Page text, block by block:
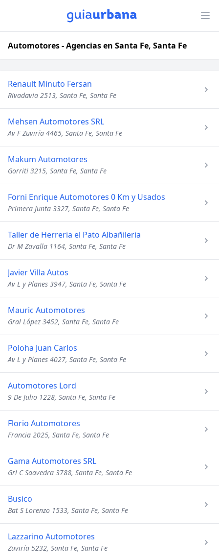
Automotores - Agencias en Santa Fe, Santa Fe
Renault Minuto Fersan
Rivadavia 2513, Santa Fe, Santa Fe
Mehsen Automotores SRL
Av F Zuviría 4465, Santa Fe, Santa Fe
Makum Automotores
Gorriti 3215, Santa Fe, Santa Fe
Forni Enrique Automotores 0 Km y Usados
Primera Junta 3327, Santa Fe, Santa Fe
Taller de Herreria el Pato Albañileria
Dr M Zavalla 1164, Santa Fe, Santa Fe
Javier Villa Autos
Av L y Planes 3947, Santa Fe, Santa Fe
Mauric Automotores
Gral López 3452, Santa Fe, Santa Fe
Poloha Juan Carlos
Av L y Planes 4027, Santa Fe, Santa Fe
Automotores Lord
9 De Julio 1228, Santa Fe, Santa Fe
Florio Automotores
Francia 2025, Santa Fe, Santa Fe
Gama Automotores SRL
Grl C Saavedra 3788, Santa Fe, Santa Fe
Busico
Bat S Lorenzo 1533, Santa Fe, Santa Fe
Lazzarino Automotores
Zuviría 5232, Santa Fe, Santa Fe